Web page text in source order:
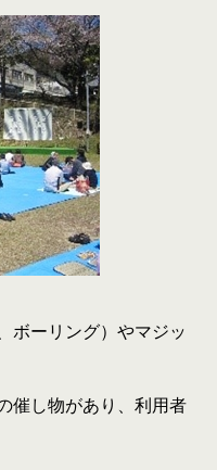
ボーリング）やマジッ
催し物があり、利用者